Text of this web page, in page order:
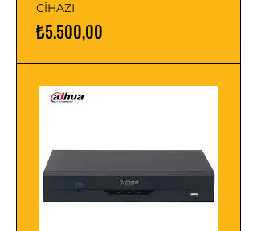
CİHAZI
Fiyat
₺5.500,00